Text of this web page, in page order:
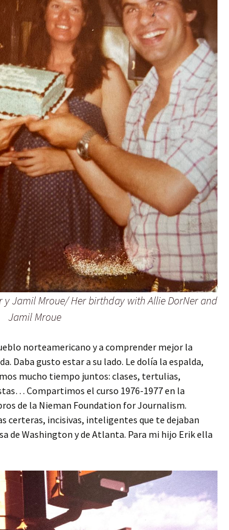
y Jamil Mroue/ Her birthday with Allie DorNer and
Jamil Mroue
norteamericano y a comprender mejor la
Daba gusto estar a su lado. Le dolía la espalda,
mucho tiempo juntos: clases, tertulias,
Compartimos el curso 1976-1977 en la
de la Nieman Foundation for Journalism.
certeras, incisivas, inteligentes que te dejaban
de Washington y de Atlanta. Para mi hijo Erik ella